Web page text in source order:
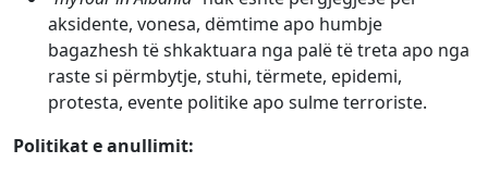
aksidente, vonesa, dëmtime apo humbje
bagazhesh të shkaktuara nga palë të treta apo nga
raste si përmbytje, stuhi, tërmete, epidemi,
protesta, evente politike apo sulme terroriste.
Politikat e anullimit: